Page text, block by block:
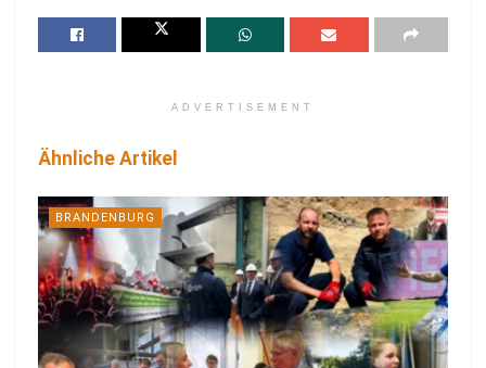
ADVERTISEMENT
Ähnliche Artikel
BRANDENBURG